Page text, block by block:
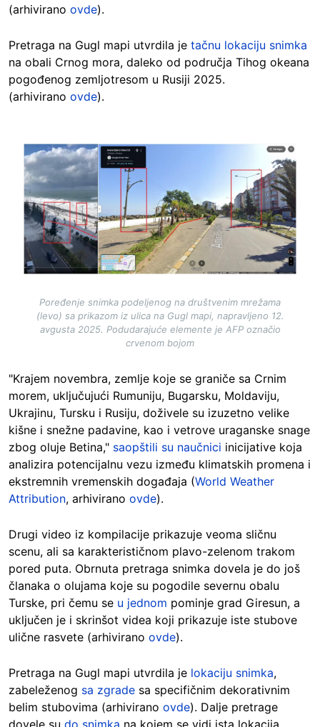
(arhivirano ovde).
Pretraga na Gugl mapi utvrdila je tačnu lokaciju snimka
na obali Crnog mora, daleko od područja Tihog okeana
pogođenog zemljotresom u Rusiji 2025.
(arhivirano ovde).
Image
Poređenje snimka podeljenog na društvenim mrežama
(levo) sa prikazom iz ulica na Gugl mapi, napravljeno 12.
avgusta 2025. Podudarajuće elemente je AFP označio
crvenom bojom
"Krajem novembra, zemlje koje se graniče sa Crnim
morem, uključujući Rumuniju, Bugarsku, Moldaviju,
Ukrajinu, Tursku i Rusiju, doživele su izuzetno velike
kišne i snežne padavine, kao i vetrove uraganske snage
zbog oluje Betina," saopštili su naučnici inicijative koja
analizira potencijalnu vezu između klimatskih promena i
ekstremnih vremenskih događaja (World Weather
Attribution, arhivirano ovde).
Drugi video iz kompilacije prikazuje veoma sličnu
scenu, ali sa karakterističnom plavo-zelenom trakom
pored puta. Obrnuta pretraga snimka dovela je do još
članaka o olujama koje su pogodile severnu obalu
Turske, pri čemu se u jednom pominje grad Giresun, a
uključen je i skrinšot videa koji prikazuje iste stubove
ulične rasvete (arhivirano ovde).
Pretraga na Gugl mapi utvrdila je lokaciju snimka,
zabeleženog sa zgrade sa specifičnim dekorativnim
belim stubovima (arhivirano ovde). Dalje pretrage
dovele su do snimka na kojem se vidi ista lokacija